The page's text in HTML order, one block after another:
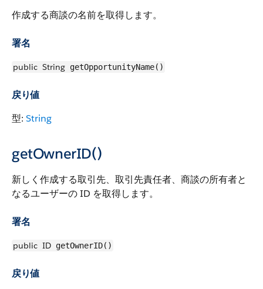
作成する商談の名前を取得します。
署名
public String getOpportunityName()
戻り値
型: String
getOwnerID()
新しく作成する取引先、取引先責任者、商談の所有者と
なるユーザーの ID を取得します。
署名
public ID getOwnerID()
戻り値